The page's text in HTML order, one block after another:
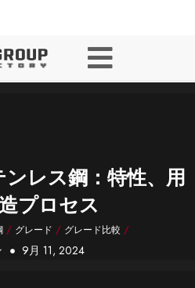
レス鋼：特性、用
プロセス
/ グレード / グレード比較 /
9月 11, 2024